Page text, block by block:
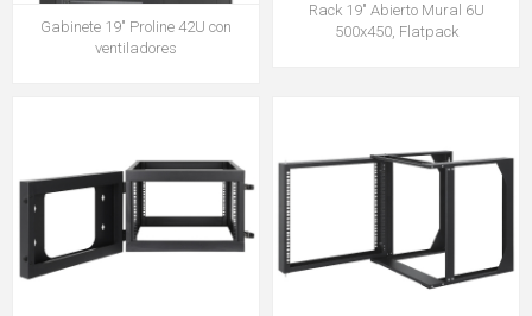
Gabinete 19" Proline 42U con
ventiladores
Rack 19" Abierto Mural 6U
500x450, Flatpack